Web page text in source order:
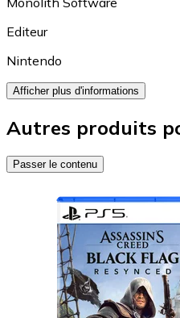
Editeur
Nintendo
Afficher plus d'informations
Autres produits
Passer le contenu